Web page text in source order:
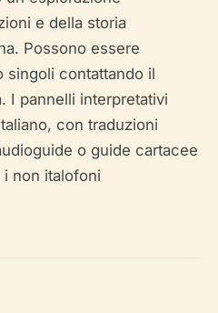
e della storia
Possono essere
singoli contattando il
I pannelli interpretativi
con traduzioni
o guide cartacee
non italofoni